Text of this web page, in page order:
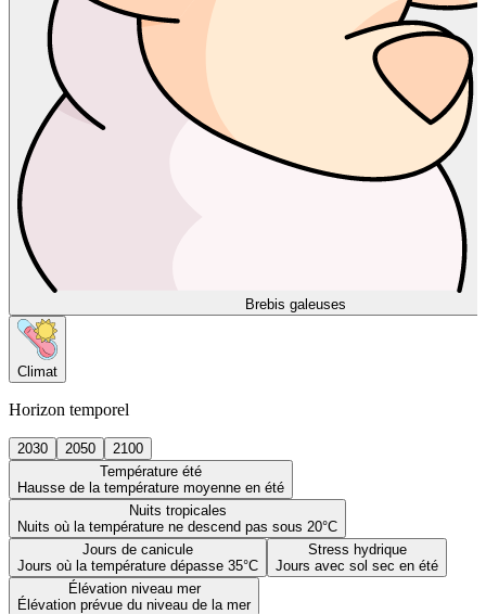
Brebis galeuses
Climat
Horizon temporel
2030 2050
2100
Température été
Hausse de la température moyenne en été
Nuits tropicales
Nuits où la température ne descend pas sous 20°C
Jours de canicule
Jours où la température dépasse 35°C
Stress hydrique
Jours avec sol sec en été
Élévation niveau mer
Élévation prévue du niveau de la mer